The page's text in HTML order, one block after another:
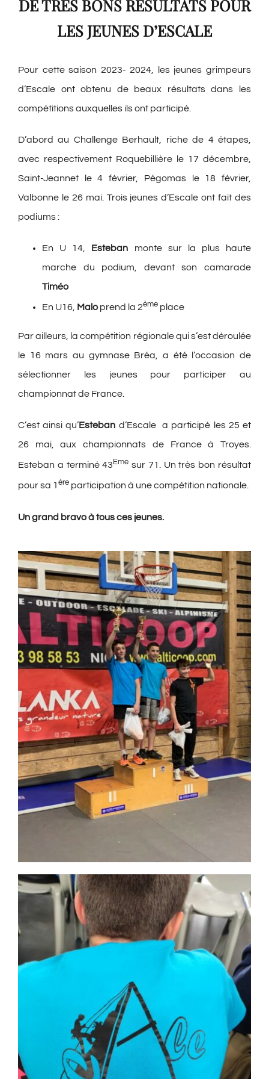
DE TRES BONS RESULTATS POUR
LES JEUNES D’ESCALE
Pour cette saison 2023- 2024, les jeunes grimpeurs
d’Escale ont obtenu de beaux résultats dans les
compétitions auxquelles ils ont participé.
D’abord au Challenge Berhault, riche de 4 étapes,
avec respectivement Roquebillière le 17 décembre,
Saint-Jeannet le 4 février, Pégomas le 18 février,
Valbonne le 26 mai. Trois jeunes d’Escale ont fait des
podiums :
En U 14, Esteban monte sur la plus haute
marche du podium, devant son camarade
Timéo
En U16, Maloprend la 2èmeplace
Par ailleurs, la compétition régionale qui s’est déroulée
le 16 mars au gymnase Bréa, a été l’occasion de
sélectionner les jeunes pour participer au
championnat de France.
C’est ainsi qu’Esteban d’Escale a participé les 25 et
26 mai, aux championnats de France à Troyes.
Esteban a terminé 43 Eme sur 71. Un très bon résultat
pour sa 1 èreparticipation à une compétition nationale.
Un grand bravo à tous ces jeunes.